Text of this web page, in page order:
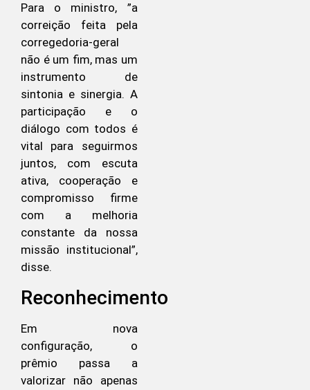
Para o ministro, ”a
correição feita pela
corregedoria-geral
não é um fim, mas um
instrumento de
sintonia e sinergia. A
participação e o
diálogo com todos é
vital para seguirmos
juntos, com escuta
ativa, cooperação e
compromisso firme
com a melhoria
constante da nossa
missão institucional”,
disse.
Reconhecimento
Em nova
configuração, o
prêmio passa a
valorizar não apenas